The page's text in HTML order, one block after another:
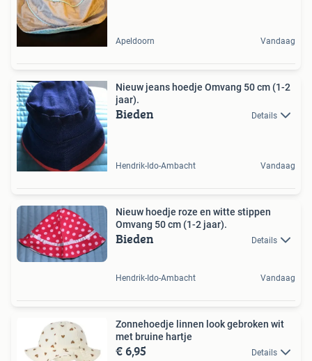
Apeldoorn Vandaag
Nieuw jeans hoedje Omvang 50 cm (1-2
jaar).
Bieden Details
Hendrik-Ido-Ambacht Vandaag
Nieuw hoedje roze en witte stippen
Omvang 50 cm (1-2 jaar).
Bieden Details
Hendrik-Ido-Ambacht Vandaag
Zonnehoedje linnen look gebroken wit
met bruine hartje
€ 6,95 Details